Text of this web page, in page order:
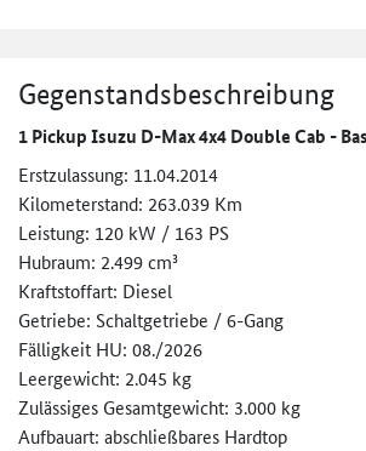
Gegenstandsbeschreibung
1 Pickup Isuzu D-Max 4x4 Double Cab -
Erstzulassung: 11.04.2014
Kilometerstand: 263.039 Km
Leistung: 120 kW / 163 PS
Hubraum: 2.499 cm³
Kraftstoffart: Diesel
Getriebe: Schaltgetriebe / 6-Gang
Fälligkeit HU: 08./2026
Leergewicht: 2.045 kg
Zulässiges Gesamtgewicht: 3.000 kg
Aufbauart: abschließbares Hardtop